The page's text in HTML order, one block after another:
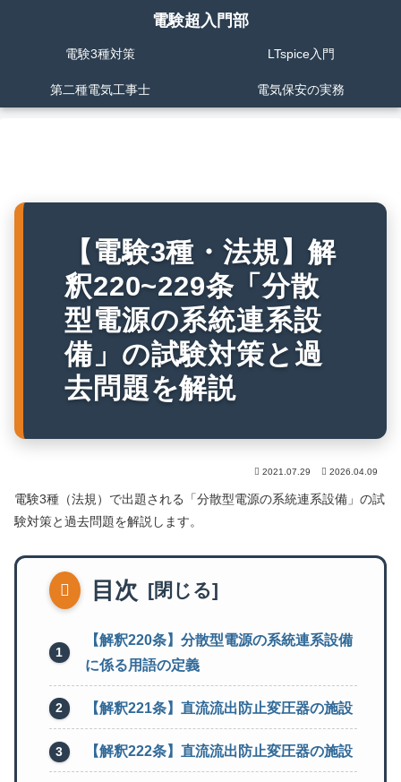
電験超入門部
電験3種対策 LTspice入門
第二種電気工事士 電気保安の実務
【電験3種・法規】解
釈220~229条「分散
型電源の系統連系設
備」の試験対策と過
去問題を解説
2021.07.29 2026.04.09
電験3種（法規）で出題される「分散型電源の系統連系設備」の試
験対策と過去問題を解説します。
目次
【解釈220条】分散型電源の系統連系設備
に係る用語の定義
【解釈221条】直流流出防止変圧器の施設
【解釈222条】直流流出防止変圧器の施設